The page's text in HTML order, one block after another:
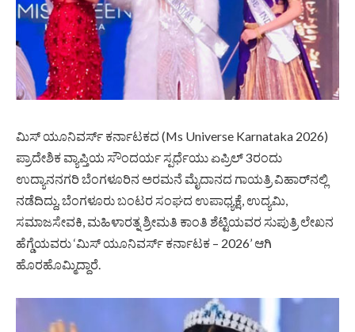
ಮಿಸ್‌ ಯೂನಿವರ್ಸ್ ಕರ್ನಾಟಕದ (Ms Universe Karnataka 2026)
ಪ್ರಾದೇಶಿಕ ವ್ಯಾಪ್ತಿಯ ಸೌಂದರ್ಯ ಸ್ಪರ್ಧೆಯು ಏಪ್ರಿಲ್‌ 3ರಂದು
ಉದ್ಯಾನನಗರಿ ಬೆಂಗಳೂರಿನ ಅರಮನೆ ಮೈದಾನದ ಗಾಯತ್ರಿ ವಿಹಾರ್‌ನಲ್ಲಿ
ನಡೆದಿದ್ದು, ಬೆಂಗಳೂರು ಬಂಟರ ಸಂಘದ ಉಪಾಧ್ಯಕ್ಷೆ, ಉದ್ಯಮಿ,
ಸಮಾಜಸೇವಕಿ, ಮಹಿಳಾರತ್ನ ಶ್ರೀಮತಿ ಕಾಂತಿ ಶೆಟ್ಟಿಯವರ ಸುಪುತ್ರಿ ಲೇಖನ
ಹೆಗ್ಡೆಯವರು ‘ಮಿಸ್ ಯೂನಿವರ್ಸ್ ಕರ್ನಾಟಕ – 2026’ ಆಗಿ
ಹೊರಹೊಮ್ಮಿದ್ದಾರೆ.